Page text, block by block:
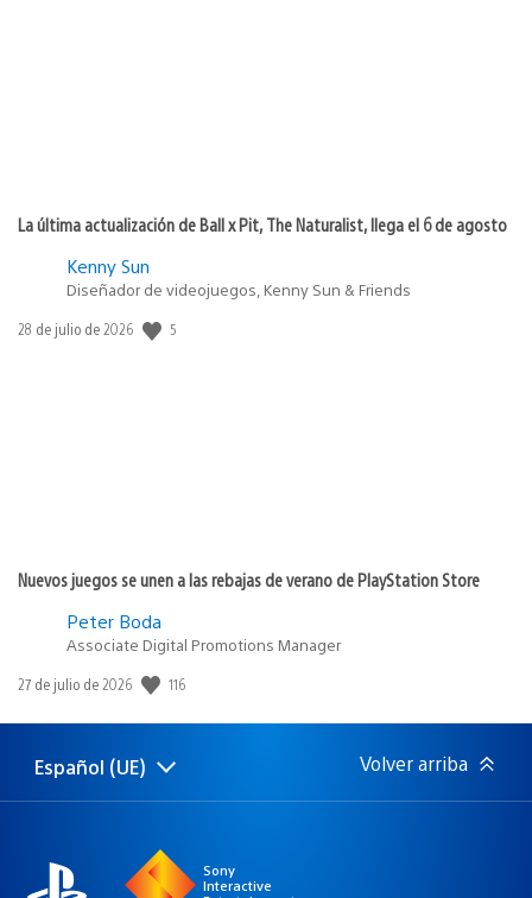
La última actualización de Ball x Pit, The Naturalist, llega el 6 de agosto
Kenny Sun
Diseñador de videojuegos, Kenny Sun & Friends
Fecha
28 de julio de 2026 5
Nuevos juegos se unen a las rebajas de verano de PlayStation Store
Peter Boda
Associate Digital Promotions Manager
Fecha
publicación:
27 de julio de 2026 116
Selecciona
una
Región
actual:
Español (UE) Volver arriba
Sony
Interactive